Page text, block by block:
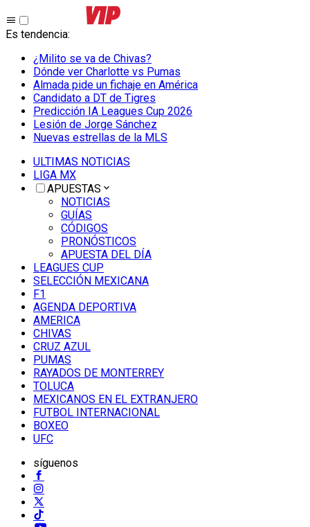
Es tendencia:
¿Milito se va de Chivas?
Dónde ver Charlotte vs Pumas
Almada pide un fichaje en América
Candidato a DT de Tigres
Predicción IA Leagues Cup 2026
Lesión de Jorge Sánchez
Nuevas estrellas de la MLS
ULTIMAS NOTICIAS
LIGA MX
APUESTAS
NOTICIAS
GUÍAS
CÓDIGOS
PRONÓSTICOS
APUESTA DEL DÍA
LEAGUES CUP
SELECCIÓN MEXICANA
F1
AGENDA DEPORTIVA
AMERICA
CHIVAS
CRUZ AZUL
PUMAS
RAYADOS DE MONTERREY
TOLUCA
MEXICANOS EN EL EXTRANJERO
FUTBOL INTERNACIONAL
BOXEO
UFC
síguenos